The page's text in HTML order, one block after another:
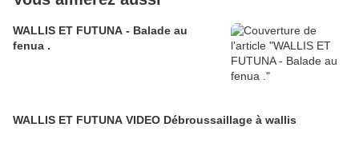
WALLIS ET FUTUNA - Balade au
fenua .
WALLIS ET FUTUNA VIDEO Débroussaillage à wallis